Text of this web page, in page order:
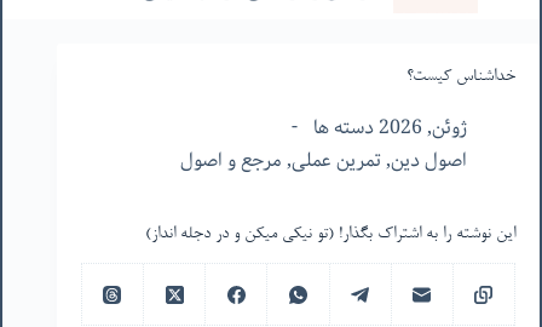
خداشناس کیست؟
ژوئن, 2026 دسته ها
اصول دین,تمرین عملی,مرجع و اصول
این نوشته را به اشتراک بگذار! (تو نیکی میکن و در دجله انداز)